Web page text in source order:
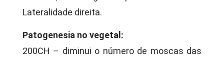
Lateralidade direita.
Patogenesia no vegetal:
200CH – diminui o número de moscas das